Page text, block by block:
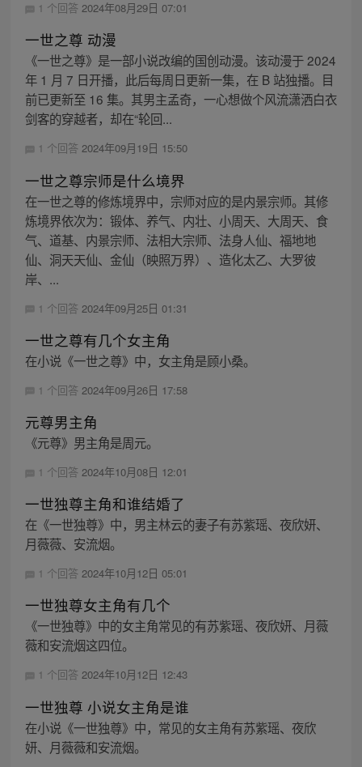
1 个回答 2024年08月29日 07:01
一世之尊 动漫
《一世之尊》是一部小说改编的国创动漫。该动漫于 2024
年 1 月 7 日开播，此后每周日更新一集，在 B 站独播。目
前已更新至 16 集。其男主孟奇，一心想做个风流潇洒白衣
剑客的穿越者，却在“轮回...
1 个回答 2024年09月19日 15:50
一世之尊宗师是什么境界
在一世之尊的修炼境界中，宗师对应的是内景宗师。其修
炼境界依次为：锻体、养气、内壮、小周天、大周天、食
气、道基、内景宗师、法相大宗师、法身人仙、福地地
仙、洞天天仙、金仙（映照万界）、造化太乙、大罗彼
岸、...
1 个回答 2024年09月25日 01:31
一世之尊有几个女主角
在小说《一世之尊》中，女主角是顾小桑。
1 个回答 2024年09月26日 17:58
元尊男主角
《元尊》男主角是周元。
1 个回答 2024年10月08日 12:01
一世独尊主角和谁结婚了
在《一世独尊》中，男主林云的妻子有苏紫瑶、夜欣妍、
月薇薇、安流烟。
1 个回答 2024年10月12日 05:01
一世独尊女主角有几个
《一世独尊》中的女主角常见的有苏紫瑶、夜欣妍、月薇
薇和安流烟这四位。
1 个回答 2024年10月12日 12:43
一世独尊 小说女主角是谁
在小说《一世独尊》中，常见的女主角有苏紫瑶、夜欣
妍、月薇薇和安流烟。